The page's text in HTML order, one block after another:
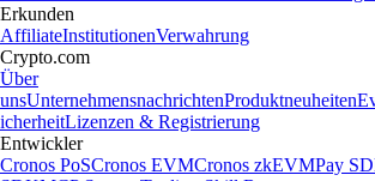
Erkunden
AffiliateInstitutionenVerwahrung
Crypto.com
Über
unsUnternehmensnachrichtenProduktneuheiten
icherheitLizenzen & Registrierung
Entwickler
Cronos PoSCronos EVMCronos zkEVMPay